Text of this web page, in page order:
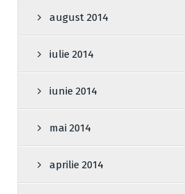
august 2014
iulie 2014
iunie 2014
mai 2014
aprilie 2014